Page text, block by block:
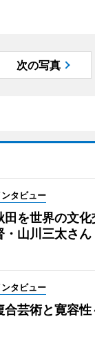
次の写真
ンタビュー
田を世界の文
・山川三太さん
ンタビュー
合芸術と寛容